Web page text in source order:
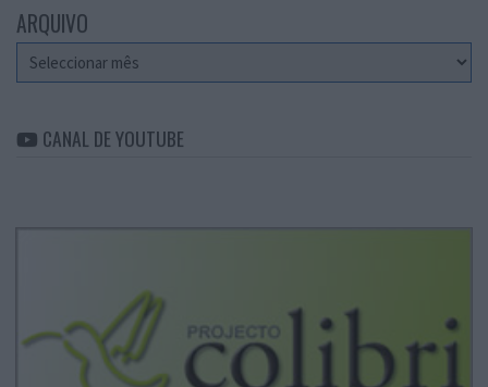
ARQUIVO
Arquivo
CANAL DE YOUTUBE